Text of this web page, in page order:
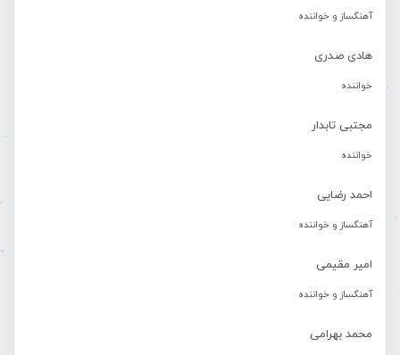
آهنگساز و خواننده
هادی صدری
خواننده
مجتبی تابدار
خواننده
احمد رضایی
آهنگساز و خواننده
امیر مقیمی
آهنگساز و خواننده
محمد بهرامی